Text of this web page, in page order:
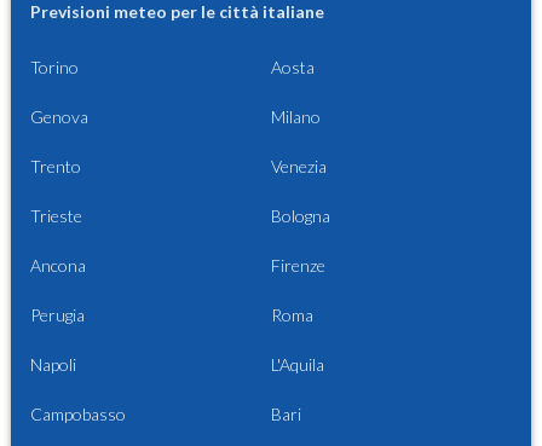
Previsioni meteo per le città italiane
Torino Aosta
Genova Milano
Trento Venezia
Trieste Bologna
Ancona Firenze
Perugia Roma
Napoli L'Aquila
Campobasso Bari